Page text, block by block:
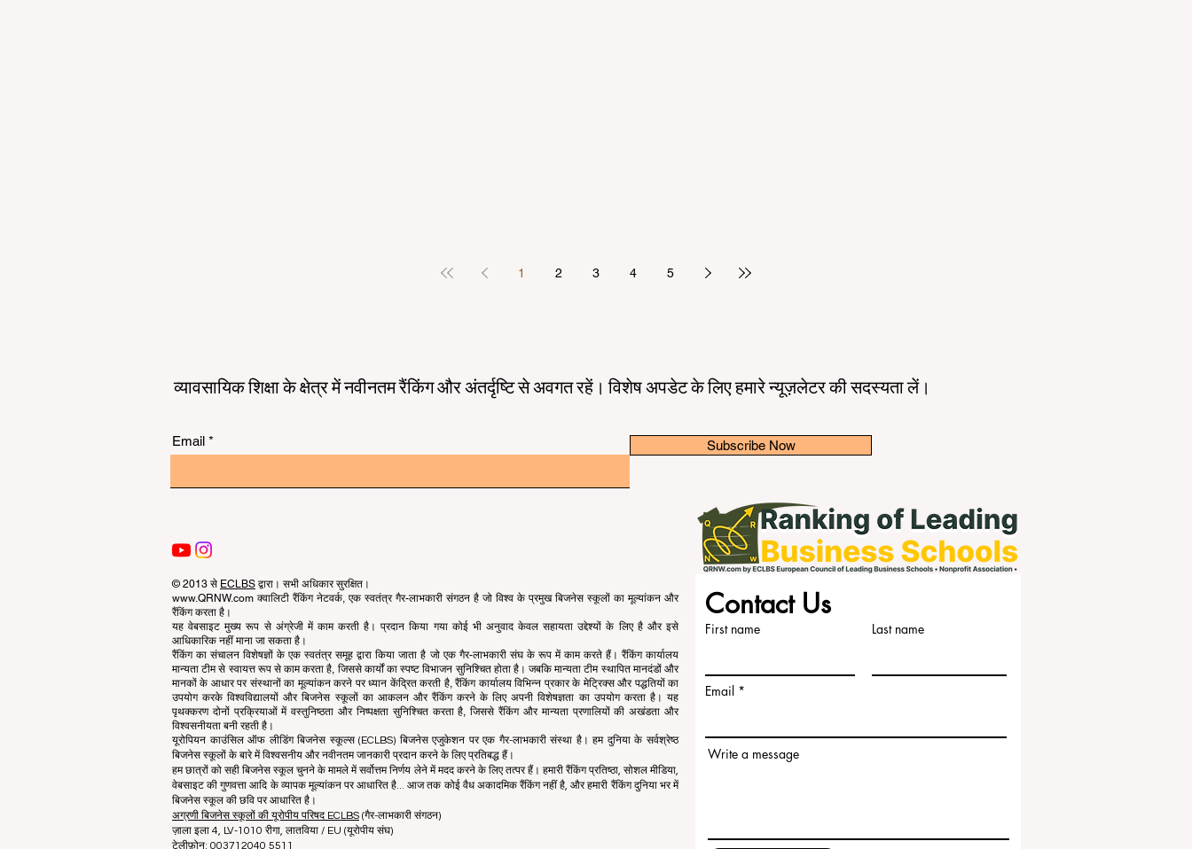
1 2 3 4 5
व्यावसायिक शिक्षा के क्षेत्र में नवीनतम रैंकिंग और अंतर्दृष्टि से अवगत रहें। विशेष अपडेट के लिए हमारे न्यूज़लेटर की सदस्यता लें।
Email Subscribe Now
© 2013 से ECLBS द्वारा। सभी अधिकार सुरक्षित।
www.QRNW.com क्वालिटी रैंकिंग नेटवर्क, एक स्वतंत्र गैर-लाभकारी संगठन है जो विश्व के प्रमुख बिजनेस स्कूलों का मूल्यांकन और
रैंकिंग करता है।
यह वेबसाइट मुख्य रूप से अंग्रेजी में काम करती है। प्रदान किया गया कोई भी अनुवाद केवल सहायता उद्देश्यों के लिए है और इसे
आधिकारिक नहीं माना जा सकता है।
रैंकिंग का संचालन विशेषज्ञों के एक स्वतंत्र समूह द्वारा किया जाता है जो एक गैर-लाभकारी संघ के रूप में काम करते हैं। रैंकिंग कार्यालय
मान्यता टीम से स्वायत्त रूप से काम करता है, जिससे कार्यों का स्पष्ट विभाजन सुनिश्चित होता है। जबकि मान्यता टीम स्थापित मानदंडों और
मानकों के आधार पर संस्थानों का मूल्यांकन करने पर ध्यान केंद्रित करती है, रैंकिंग कार्यालय विभिन्न प्रकार के मेट्रिक्स और पद्धतियों का
उपयोग करके विश्वविद्यालयों और बिजनेस स्कूलों का आकलन और रैंकिंग करने के लिए अपनी विशेषज्ञता का उपयोग करता है। यह
पृथक्करण दोनों प्रक्रियाओं में वस्तुनिष्ठता और निष्पक्षता सुनिश्चित करता है, जिससे रैंकिंग और मान्यता प्रणालियों की अखंडता और
विश्वसनीयता बनी रहती है।
यूरोपियन काउंसिल ऑफ लीडिंग बिजनेस स्कूल्स (ECLBS) बिजनेस एजुकेशन पर एक गैर-लाभकारी संस्था है। हम दुनिया के सर्वश्रेष्ठ
बिजनेस स्कूलों के बारे में विश्वसनीय और नवीनतम जानकारी प्रदान करने के लिए प्रतिबद्ध हैं।
हम छात्रों को सही बिजनेस स्कूल चुनने के मामले में सर्वोत्तम निर्णय लेने में मदद करने के लिए तत्पर हैं। हमारी रैंकिंग प्रतिष्ठा, सोशल मीडिया,
वेबसाइट की गुणवत्ता आदि के व्यापक मूल्यांकन पर आधारित है... आज तक कोई वैध अकादमिक रैंकिंग नहीं है, और हमारी रैंकिंग दुनिया भर में
बिजनेस स्कूल की छवि पर आधारित है।
अग्रणी बिजनेस स्कूलों की यूरोपीय परिषद ECLBS (गैर-लाभकारी संगठन)
ज़ाला इला 4, LV-1010 रीगा, लातविया / EU (यूरोपीय संघ)
टेलीफ़ोन: 003712040 5511
Contact Us
First name Last name
Email
Write a message